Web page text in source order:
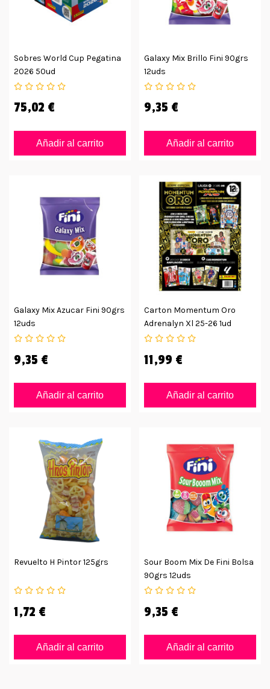
Sobres World Cup Pegatina
2026 50ud
75,02 €
Añadir al carrito
Galaxy Mix Brillo Fini 90grs
12uds
9,35 €
Añadir al carrito
Galaxy Mix Azucar Fini 90grs
12uds
9,35 €
Añadir al carrito
Carton Momentum Oro
Adrenalyn Xl 25-26 1ud
11,99 €
Añadir al carrito
Revuelto H Pintor 125grs
1,72 €
Añadir al carrito
Sour Boom Mix De Fini Bolsa
90grs 12uds
9,35 €
Añadir al carrito